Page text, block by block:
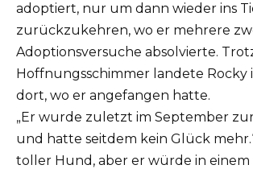
adoptiert, nur um dann wieder ins
zurückzukehren, wo er mehrere
Adoptionsversuche absolvierte.
Hoffnungsschimmer landete Rocky
dort, wo er angefangen hatte.
„Er wurde zuletzt im September
und hatte seitdem kein Glück
toller Hund, aber er würde in einem